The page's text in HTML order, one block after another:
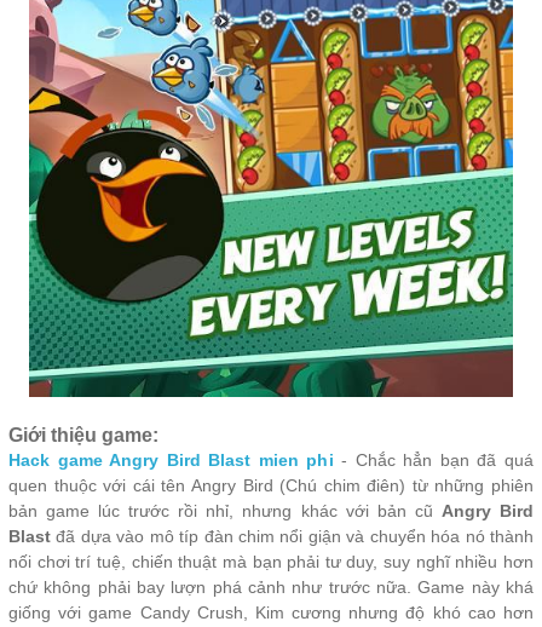
Giới thiệu game:
Hack game Angry Bird Blast mien phi - Chắc hẳn bạn đã quá
quen thuộc với cái tên Angry Bird (Chú chim điên) từ những phiên
bản game lúc trước rồi nhỉ, nhưng khác với bản cũ Angry Bird
Blast đã dựa vào mô típ đàn chim nổi giận và chuyển hóa nó thành
nối chơi trí tuệ, chiến thuật mà bạn phải tư duy, suy nghĩ nhiều hơn
chứ không phải bay lượn phá cảnh như trước nữa. Game này khá
giống với game Candy Crush, Kim cương nhưng độ khó cao hơn